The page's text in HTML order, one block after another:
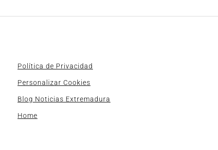
Política de Privacidad
Personalizar Cookies
Blog Noticias Extremadura
Home